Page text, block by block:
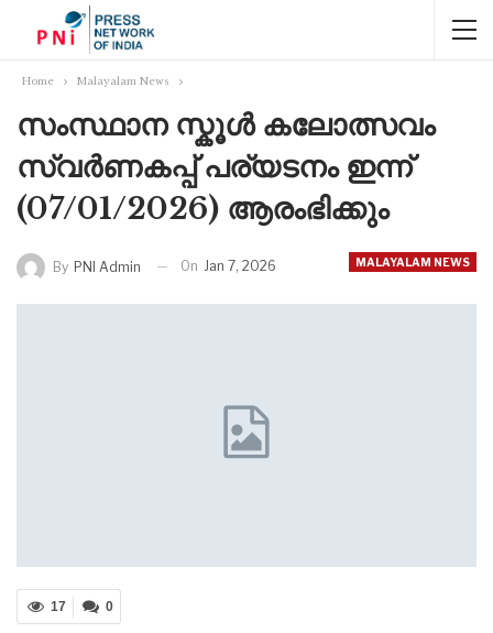
Home Malayalam News
സംസ്ഥാന സ്കൂൾ കലോത്സവം
സ്വർണകപ്പ് പര്യടനം ഇന്ന്
(07/01/2026) ആരംഭിക്കും
MALAYALAM NEWS
By PNI Admin On Jan 7, 2026
0
17